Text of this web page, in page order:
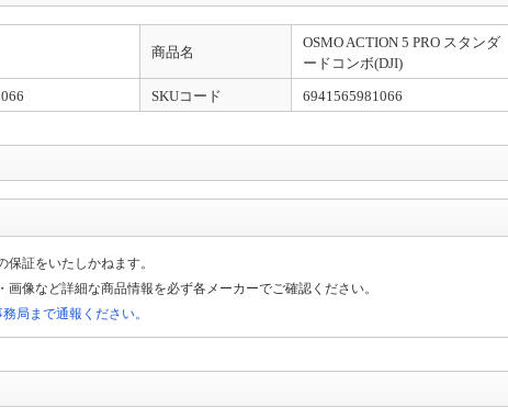
送と異なるため、ご注文をいただいた商品によっては、お届けまで日数を要する場合
から2～3日での配送予定となります。
は50kg以上）はヤマトホームコンビニエンスでの配送となります。配送業者より到着
配送日のご入力は希望日となります。地域によってはご希望に添えない場合もござい
商品名
OSMO ACTION 5 PRO スタンダ
ードコンボ(DJI)
SKUコード 6941565981066
証をいたしかねます。
像など詳細な商品情報を必ず各メーカーでご確認ください。
局まで通報ください。